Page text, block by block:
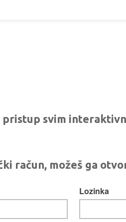
pristup svim
račun, možeš ga
Lozinka